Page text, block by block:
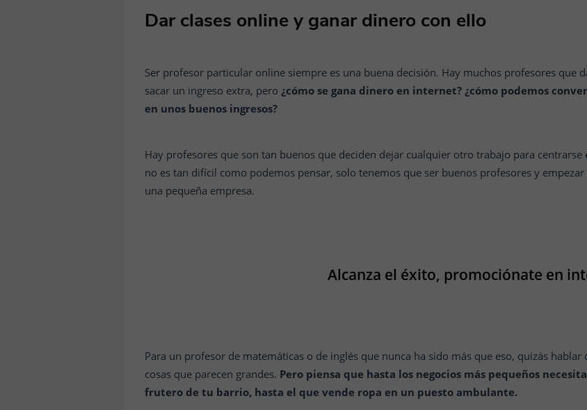
Dar clases online y ganar dinero con ello
Ser profesor particular online siempre es una buena decisión. Hay muchos profesores que
sacar un ingreso extra, pero ¿cómo se gana dinero en internet? ¿cómo podemos
en unos buenos ingresos?
Hay profesores que son tan buenos que deciden dejar cualquier otro trabajo para centrarse
no es tan difícil como podemos pensar, solo tenemos que ser buenos profesores y
una pequeña empresa.
Alcanza el éxito, promociónate en
Para un profesor de matemáticas o de inglés que nunca ha sido más que eso, quizás
cosas que parecen grandes. Pero piensa que hasta los negocios más pequeños
frutero de tu barrio, hasta el que vende ropa en un puesto ambulante.